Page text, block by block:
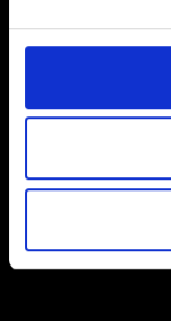
일부 쿠키는 웹 사
관련 기술적 피드
환경을 개선하기
미디어를 통해 사
파악하기 위해 쿠
있습니다. 물론, 이
경우에는 사용자
쿠키 사용에 관한
한